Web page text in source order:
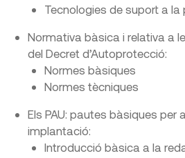
Tecnologies de suport a la
Normativa bàsica i relativa a
del Decret d’Autoprotecció:
Normes bàsiques
Normes tècniques
Els PAU: pautes bàsiques per
implantació:
Introducció bàsica a la